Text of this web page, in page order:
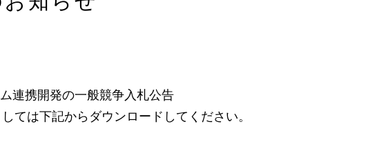
連携開発の一般競争入札公告
ては下記からダウンロードしてください。